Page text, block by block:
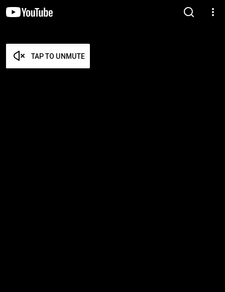
TAP TO UNMUTE